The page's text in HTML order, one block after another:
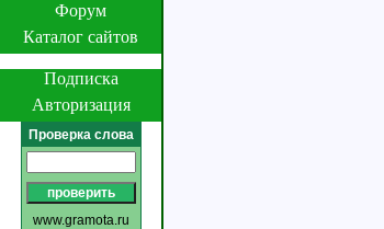
Форум
Каталог сайтов
Подписка
Авторизация
Проверка слова
www.gramota.ru